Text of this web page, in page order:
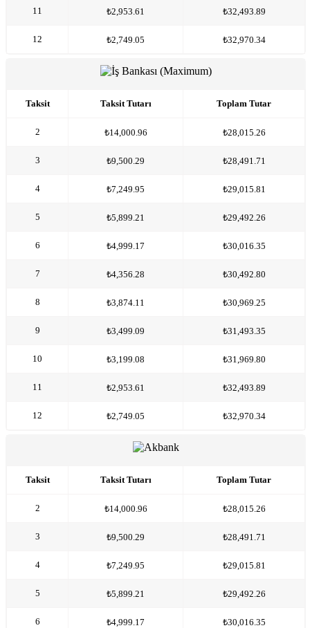
11 ₺2,953.61 ₺32,493.89
12 ₺2,749.05 ₺32,970.34
Taksit Taksit Tutarı Toplam Tutar
2 ₺14,000.96 ₺28,015.26
3 ₺9,500.29 ₺28,491.71
4 ₺7,249.95 ₺29,015.81
5 ₺5,899.21 ₺29,492.26
6 ₺4,999.17 ₺30,016.35
7 ₺4,356.28 ₺30,492.80
8 ₺3,874.11 ₺30,969.25
9 ₺3,499.09 ₺31,493.35
10 ₺3,199.08 ₺31,969.80
11 ₺2,953.61 ₺32,493.89
12 ₺2,749.05 ₺32,970.34
Taksit Taksit Tutarı Toplam Tutar
2 ₺14,000.96 ₺28,015.26
3 ₺9,500.29 ₺28,491.71
4 ₺7,249.95 ₺29,015.81
5 ₺5,899.21 ₺29,492.26
6 ₺4,999.17 ₺30,016.35